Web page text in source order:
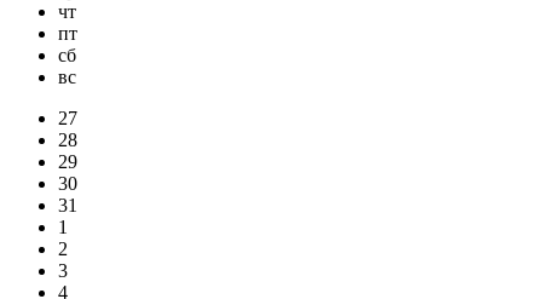
чт
пт
сб
вс
27
28
29
30
31
1
2
3
4